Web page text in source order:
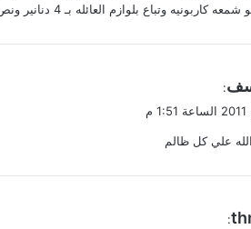
كاربونيه وتباع بلوازم العائله بـ 4 دنانير ونص
:
علي كل ظالم
: